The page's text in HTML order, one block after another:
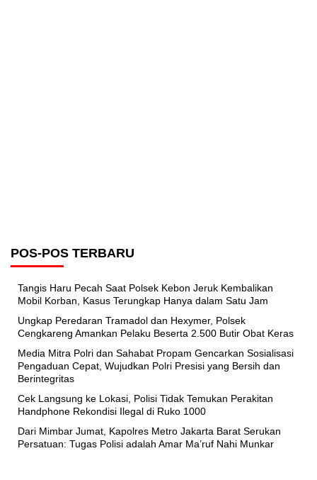
POS-POS TERBARU
Tangis Haru Pecah Saat Polsek Kebon Jeruk Kembalikan
Mobil Korban, Kasus Terungkap Hanya dalam Satu Jam
Ungkap Peredaran Tramadol dan Hexymer, Polsek
Cengkareng Amankan Pelaku Beserta 2.500 Butir Obat Keras
Media Mitra Polri dan Sahabat Propam Gencarkan Sosialisasi
Pengaduan Cepat, Wujudkan Polri Presisi yang Bersih dan
Berintegritas
Cek Langsung ke Lokasi, Polisi Tidak Temukan Perakitan
Handphone Rekondisi Ilegal di Ruko 1000
Dari Mimbar Jumat, Kapolres Metro Jakarta Barat Serukan
Persatuan: Tugas Polisi adalah Amar Ma’ruf Nahi Munkar